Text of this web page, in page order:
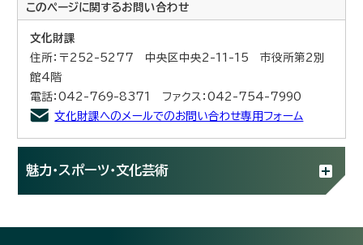
このページに関するお問い合わせ
文化財課
住所：〒252-5277 中央区中央2-11-15 市役所第2別
館4階
電話：042-769-8371 ファクス：042-754-7990
文化財課へのメールでのお問い合わせ専用フォーム
魅力・スポーツ・文化芸術